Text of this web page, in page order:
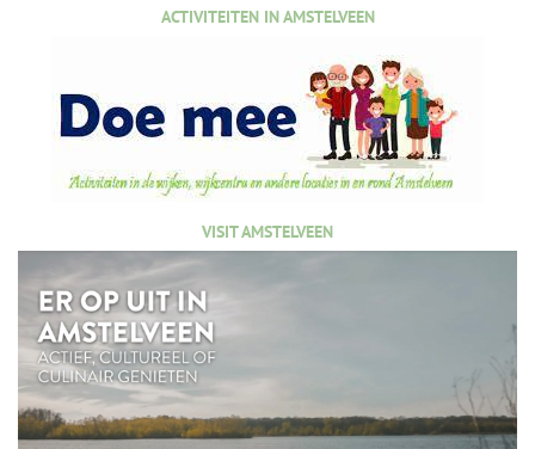
ACTIVITEITEN IN AMSTELVEEN
VISIT AMSTELVEEN